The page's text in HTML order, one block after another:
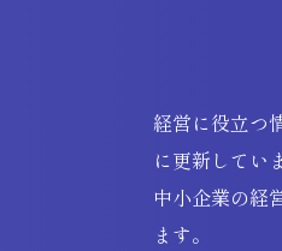
経営に役立つ
に更新してい
中小企業の経
ます。